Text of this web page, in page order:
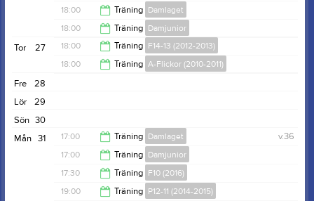
20:30
19:30
18:00 Träning Damlaget
19:00
18:00 Träning Damjunior
19:00
27
Tor 18:00 Träning F14-13 (2012-2013)
18:00 Träning A-Flickor (2010-2011)
28
Fre
29
Lör
30
Sön
31
Mån v.36
17:00 Träning Damlaget
18:15
17:00 Träning Damjunior
18:15
17:30 Träning F10 (2016)
19:00
Träning P12-11 (2014-2015)